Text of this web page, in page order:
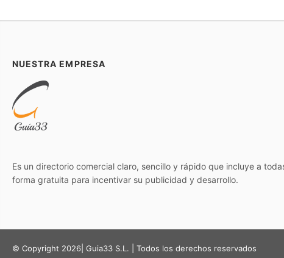
NUESTRA EMPRESA
Es un directorio comercial claro, sencillo y rápido que incluye a
forma gratuita para incentivar su publicidad y desarrollo.
© Copyright 2026| Guia33 S.L. | Todos los derechos reservados